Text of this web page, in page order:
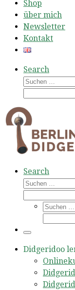
Shop
über mich
Newsletter
Kontakt
Search
Suche
Search
Suche
Suche
Menü
Didgeridoo